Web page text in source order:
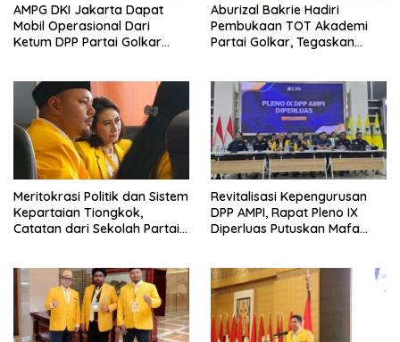
AMPG DKI Jakarta Dapat
Mobil Operasional Dari
Ketum DPP Partai Golkar
Aburizal Bakrie Hadiri
Pembukaan TOT Akademi
Partai Golkar, Tegaskan
Meritokrasi Politik dan Sistem
Kepartaian Tiongkok,
Catatan dari Sekolah Partai
Revitalisasi Kepengurusan
DPP AMPI, Rapat Pleno IX
Diperluas Putuskan Mafa